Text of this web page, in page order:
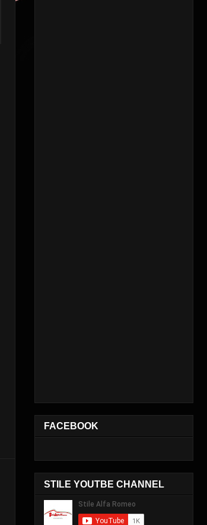
FACEBOOK
STILE YOUTBE CHANNEL